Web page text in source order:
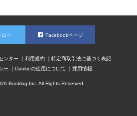
ロー Facebookページ
ンター 利用規約
特定商取引法に基づく表記
ー
Cookieの使用について 採用情報
Booklog,Inc. All Rights Reserved.